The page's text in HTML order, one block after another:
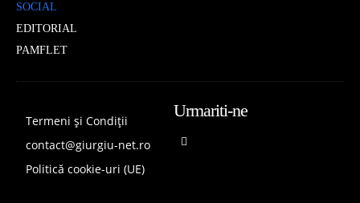
SOCIAL
EDITORIAL
PAMFLET
Termeni și Condiții
contact@giurgiu-net.ro
Politică cookie-uri (UE)
Urmariti-ne